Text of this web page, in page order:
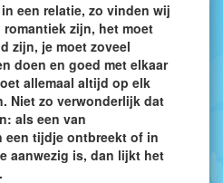
een relatie, zo vinden wij
zijn, het moet
zijn, je moet zoveel
doen en goed met elkaar
allemaal altijd op elk
Niet zo verwonderlijk dat
als een van
een tijdje ontbreekt of in
aanwezig is, dan lijkt het